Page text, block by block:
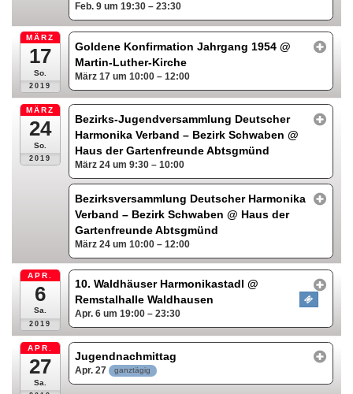
Feb. 9 um 19:30 – 23:30
MÄRZ
17
So.
2019
Goldene Konfirmation Jahrgang 1954@
Martin-Luther-Kirche
März 17 um 10:00 – 12:00
MÄRZ
24
So.
2019
Bezirks-Jugendversammlung Deutscher
Harmonika Verband – Bezirk Schwaben@
Haus der Gartenfreunde Abtsgmünd
März 24 um 9:30 – 10:00
Bezirksversammlung Deutscher Harmonika
Verband – Bezirk Schwaben@ Haus der
Gartenfreunde Abtsgmünd
März 24 um 10:00 – 12:00
APR.
6
Sa.
2019
10. Waldhäuser Harmonikastadl@
Remstalhalle Waldhausen
Apr. 6 um 19:00 – 23:30
APR.
27
Sa.
Jugendnachmittag
Apr. 27 ganztägig